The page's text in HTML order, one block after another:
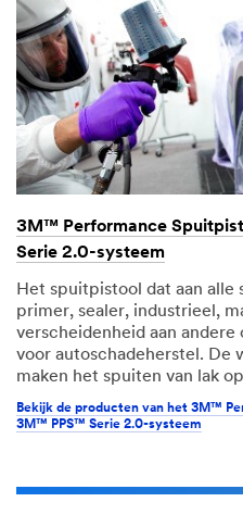
3M™ Performance
Serie 2.0-systeem
Het spuitpistool dat aan alle
primer, sealer, industrieel,
verscheidenheid aan
voor autoschadeherstel. De
maken het spuiten van lak
Bekijk de producten van het 3M™
3M™ PPS™ Serie 2.0-systeem